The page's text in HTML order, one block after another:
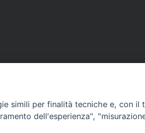
simili per finalità tecniche e, con
dell'esperienza",